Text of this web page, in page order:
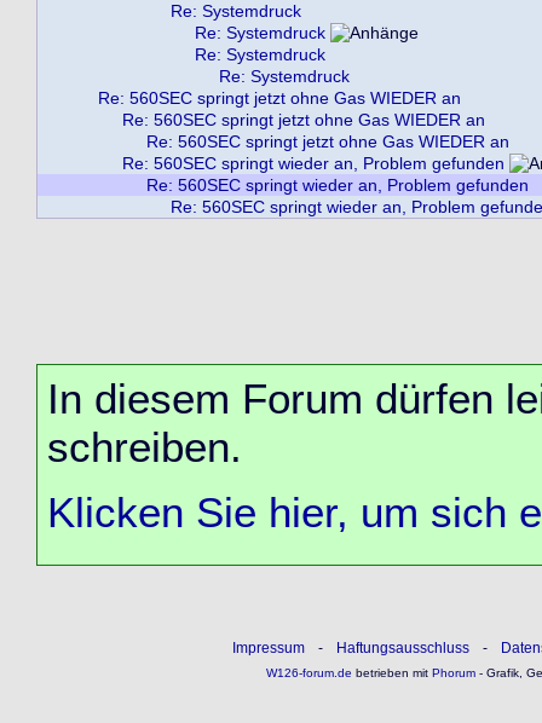
Re: Systemdruck
Re: Systemdruck
Re: Systemdruck
Re: Systemdruck
Re: 560SEC springt jetzt ohne Gas WIEDER an
Re: 560SEC springt jetzt ohne Gas WIEDER an
Re: 560SEC springt jetzt ohne Gas WIEDER an
Re: 560SEC springt wieder an, Problem gefunden
Re: 560SEC springt wieder an, Problem gefunden
Re: 560SEC springt wieder an, Problem
In diesem Forum dürfen
schreiben.
Klicken Sie hier, um sich
Impressum - Haftungsausschluss -
W126-forum.de betrieben mitPhorum- Grafik,